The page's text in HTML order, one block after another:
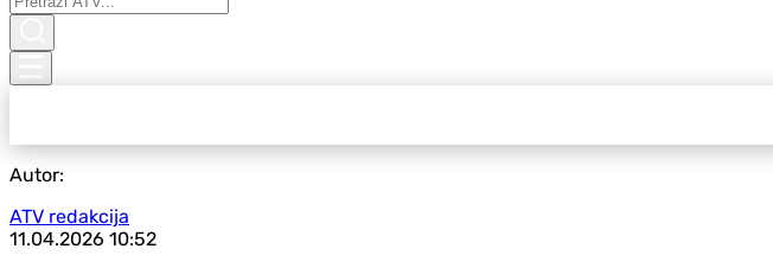
Autor:
ATV redakcija
11.04.2026 10:52